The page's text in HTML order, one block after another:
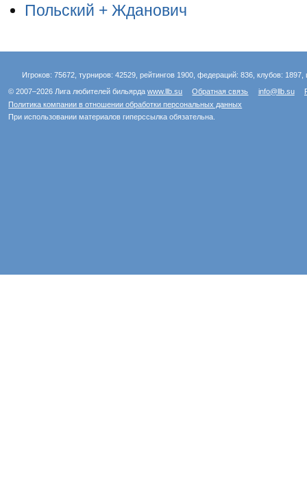
Польский + Жданович
Игроков: 75672, турниров: 42529, рейтингов 1900, федераций: 836, клубов:
© 2007–2026 Лига любителей бильярдаwww.llb.su Обратная связь info@llb.su
Политика компании в отношении обработки персональных данных
При использовании материалов гиперссылка обязательна.